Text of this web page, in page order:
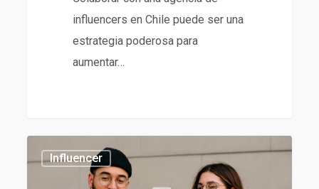
influencers en Chile puede ser una
estrategia poderosa para
aumentar…
Marketing
Influencer 434